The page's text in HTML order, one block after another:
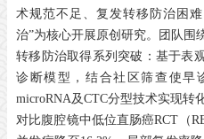
术规范不足、复发转移防治困
治”为核心开展原创研究。团队围
转移防治取得系列突破：基于表
诊断模型，结合社区筛查使早
microRNA及CTC分型技术实现转
对比腹腔镜中低位直肠癌RCT（